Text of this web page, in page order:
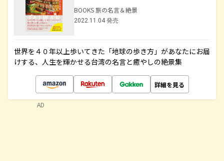
BOOKS 旅の名言＆絶景
2022.11.04 発売
世界を４０年以上歩いてきた「地球の歩き方」があなたにお届
けする、人生を輝かせる台湾の名言と癒やしの絶景集
詳細を見る
AD